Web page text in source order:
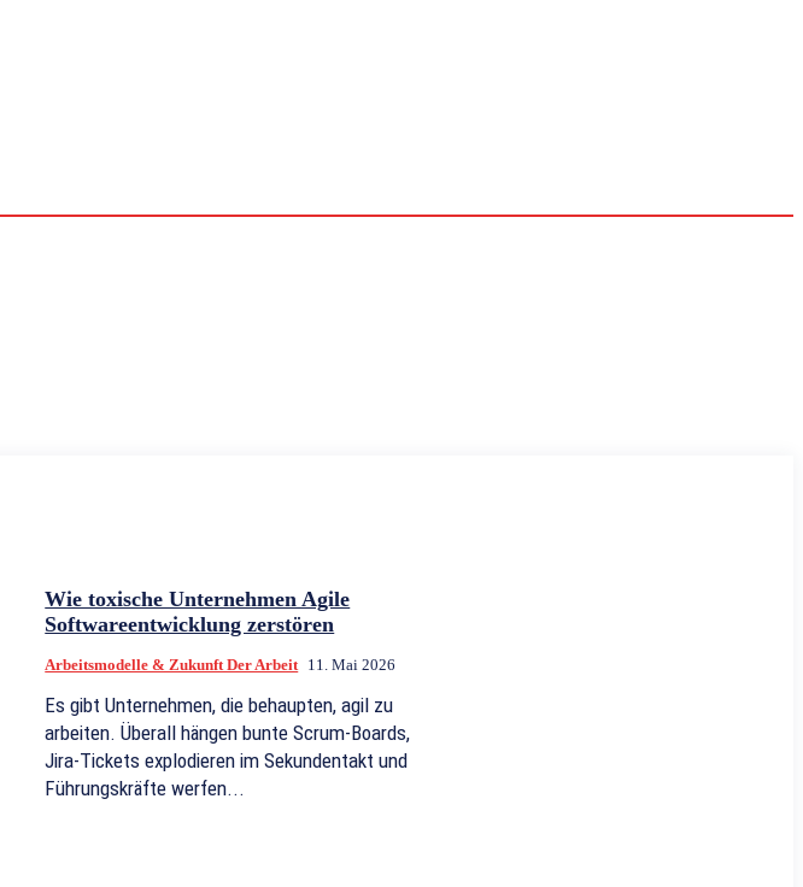
Wie toxische Unternehmen Agile
Softwareentwicklung zerstören
Arbeitsmodelle & Zukunft Der Arbeit 11. Mai 2026
Es gibt Unternehmen, die behaupten, agil zu
arbeiten. Überall hängen bunte Scrum-Boards,
Jira-Tickets explodieren im Sekundentakt und
Führungskräfte werfen...